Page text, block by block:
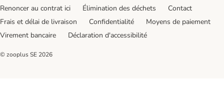
Renoncer au contrat ici
Élimination des déchets
Contact
Frais et délai de livraison
Confidentialité
Moyens de paiement
Virement bancaire
Déclaration d'accessibilité
© zooplus SE 2026